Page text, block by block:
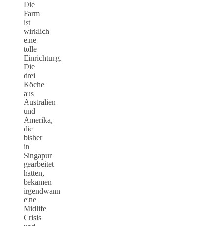
Die
Farm
ist
wirklich
eine
tolle
Einrichtung.
Die
drei
Köche
aus
Australien
und
Amerika,
die
bisher
in
Singapur
gearbeitet
hatten,
bekamen
irgendwann
eine
Midlife
Crisis